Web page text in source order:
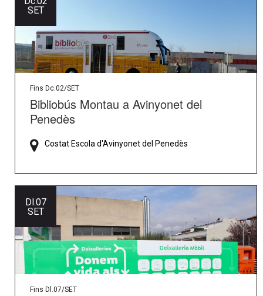
SET
Fins Dc.02/SET
Bibliobús Montau a Avinyonet del
Penedès
Costat Escola d'Avinyonet del Penedès
Dl.07
SET
Fins Dl.07/SET